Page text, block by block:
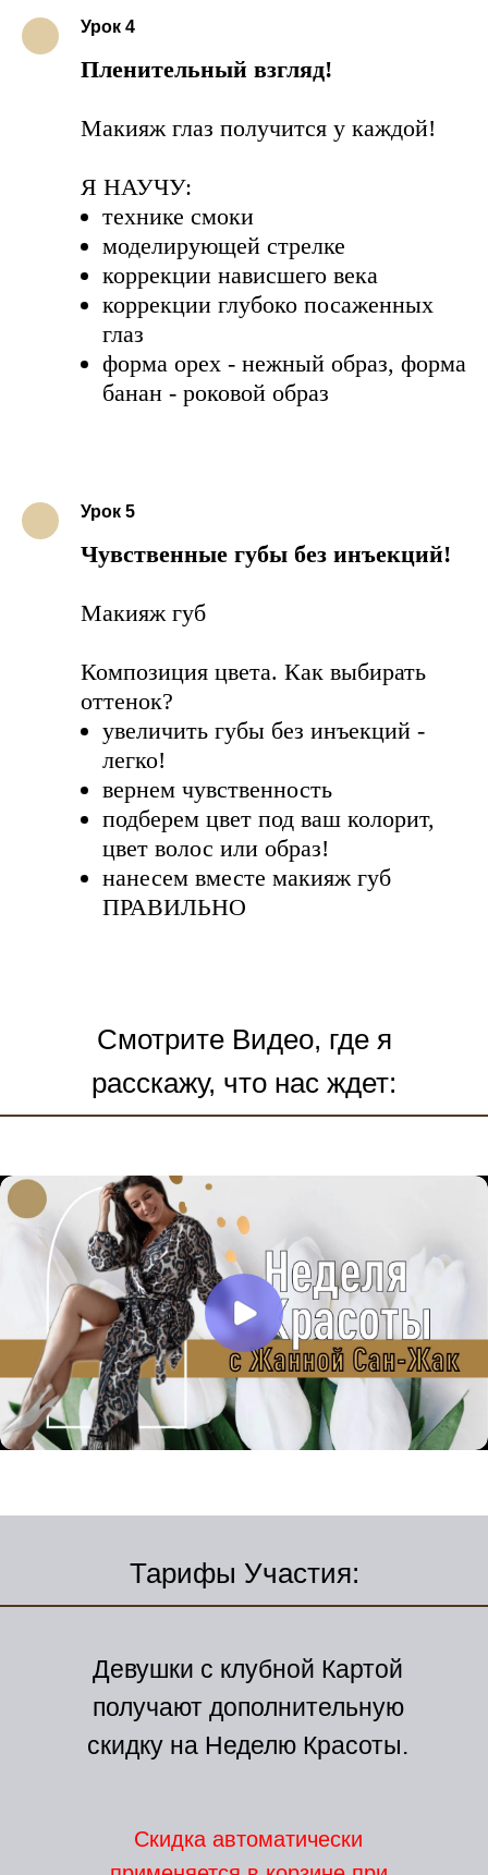
Урок 4
Пленительный взгляд!
Макияж глаз получится у каждой!
Я НАУЧУ:
технике смоки
моделирующей стрелке
коррекции нависшего века
коррекции глубоко посаженных
глаз
форма орех - нежный образ, форма
банан - роковой образ
Урок 5
Чувственные губы без инъекций!
Макияж губ
Композиция цвета. Как выбирать
оттенок?
увеличить губы без инъекций -
легко!
вернем чувственность
подберем цвет под ваш колорит,
цвет волос или образ!
нанесем вместе макияж губ
ПРАВИЛЬНО
Смотрите Видео, где я
расскажу, что нас ждет:
Тарифы Участия:
Девушки с клубной Картой
получают дополнительную
скидку на Неделю Красоты.
Скидка автоматически